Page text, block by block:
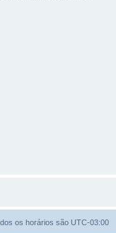
os horários são UTC-03:00